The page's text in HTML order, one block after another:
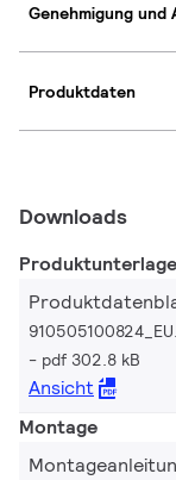
Genehmigung und
Produktdaten
Downloads
pdf 302.8 kB
Ansicht
Montage